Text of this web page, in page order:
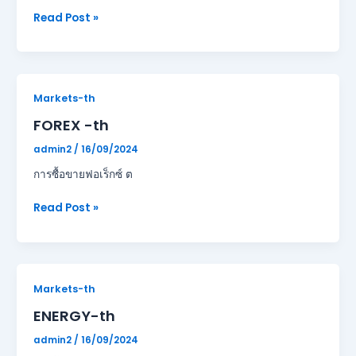
Read Post »
Markets-th
FOREX -th
admin2 / 16/09/2024
การซื้อขายฟอเร็กซ์ ต
FOREX -
Read Post »
Markets-th
ENERGY-th
admin2 / 16/09/2024
ENERGY-